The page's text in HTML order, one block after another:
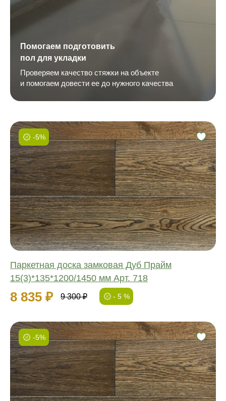
Помогаем подготовить
пол для укладки
Проверяем качество стяжки на объекте
и помогаем довести ее до нужного качества
-5%
Паркетная доска замковая Дуб Прайм
15(3)*135*1200/1450 мм Арт. 718
8 835 ₽ 9 300 ₽ - 5 %
Фаска:
Соединение:
Обработка:
Длина:
Ширина:
Толщина:
-5%
Фаска:
Соединение:
Обработка:
Длина:
Ширина: